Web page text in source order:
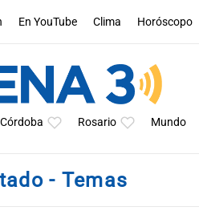
En YouTube Clima Horóscopo
Córdoba Rosario Mundo
- Temas